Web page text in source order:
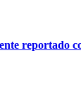
reportado